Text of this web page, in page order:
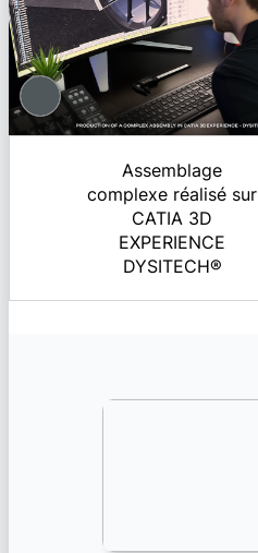
Assemblage
complexe réalisé sur
CATIA 3D
EXPERIENCE
DYSITECH®